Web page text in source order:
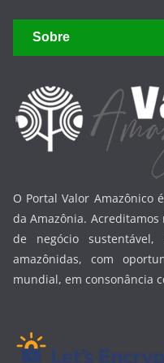
Sobre
O Portal Valor Amazônico
da Amazônia.
de negócio
amazônidas, com
mundial, em consonância